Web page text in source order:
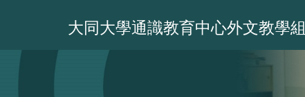
大同大學通識教育中心外文教學組